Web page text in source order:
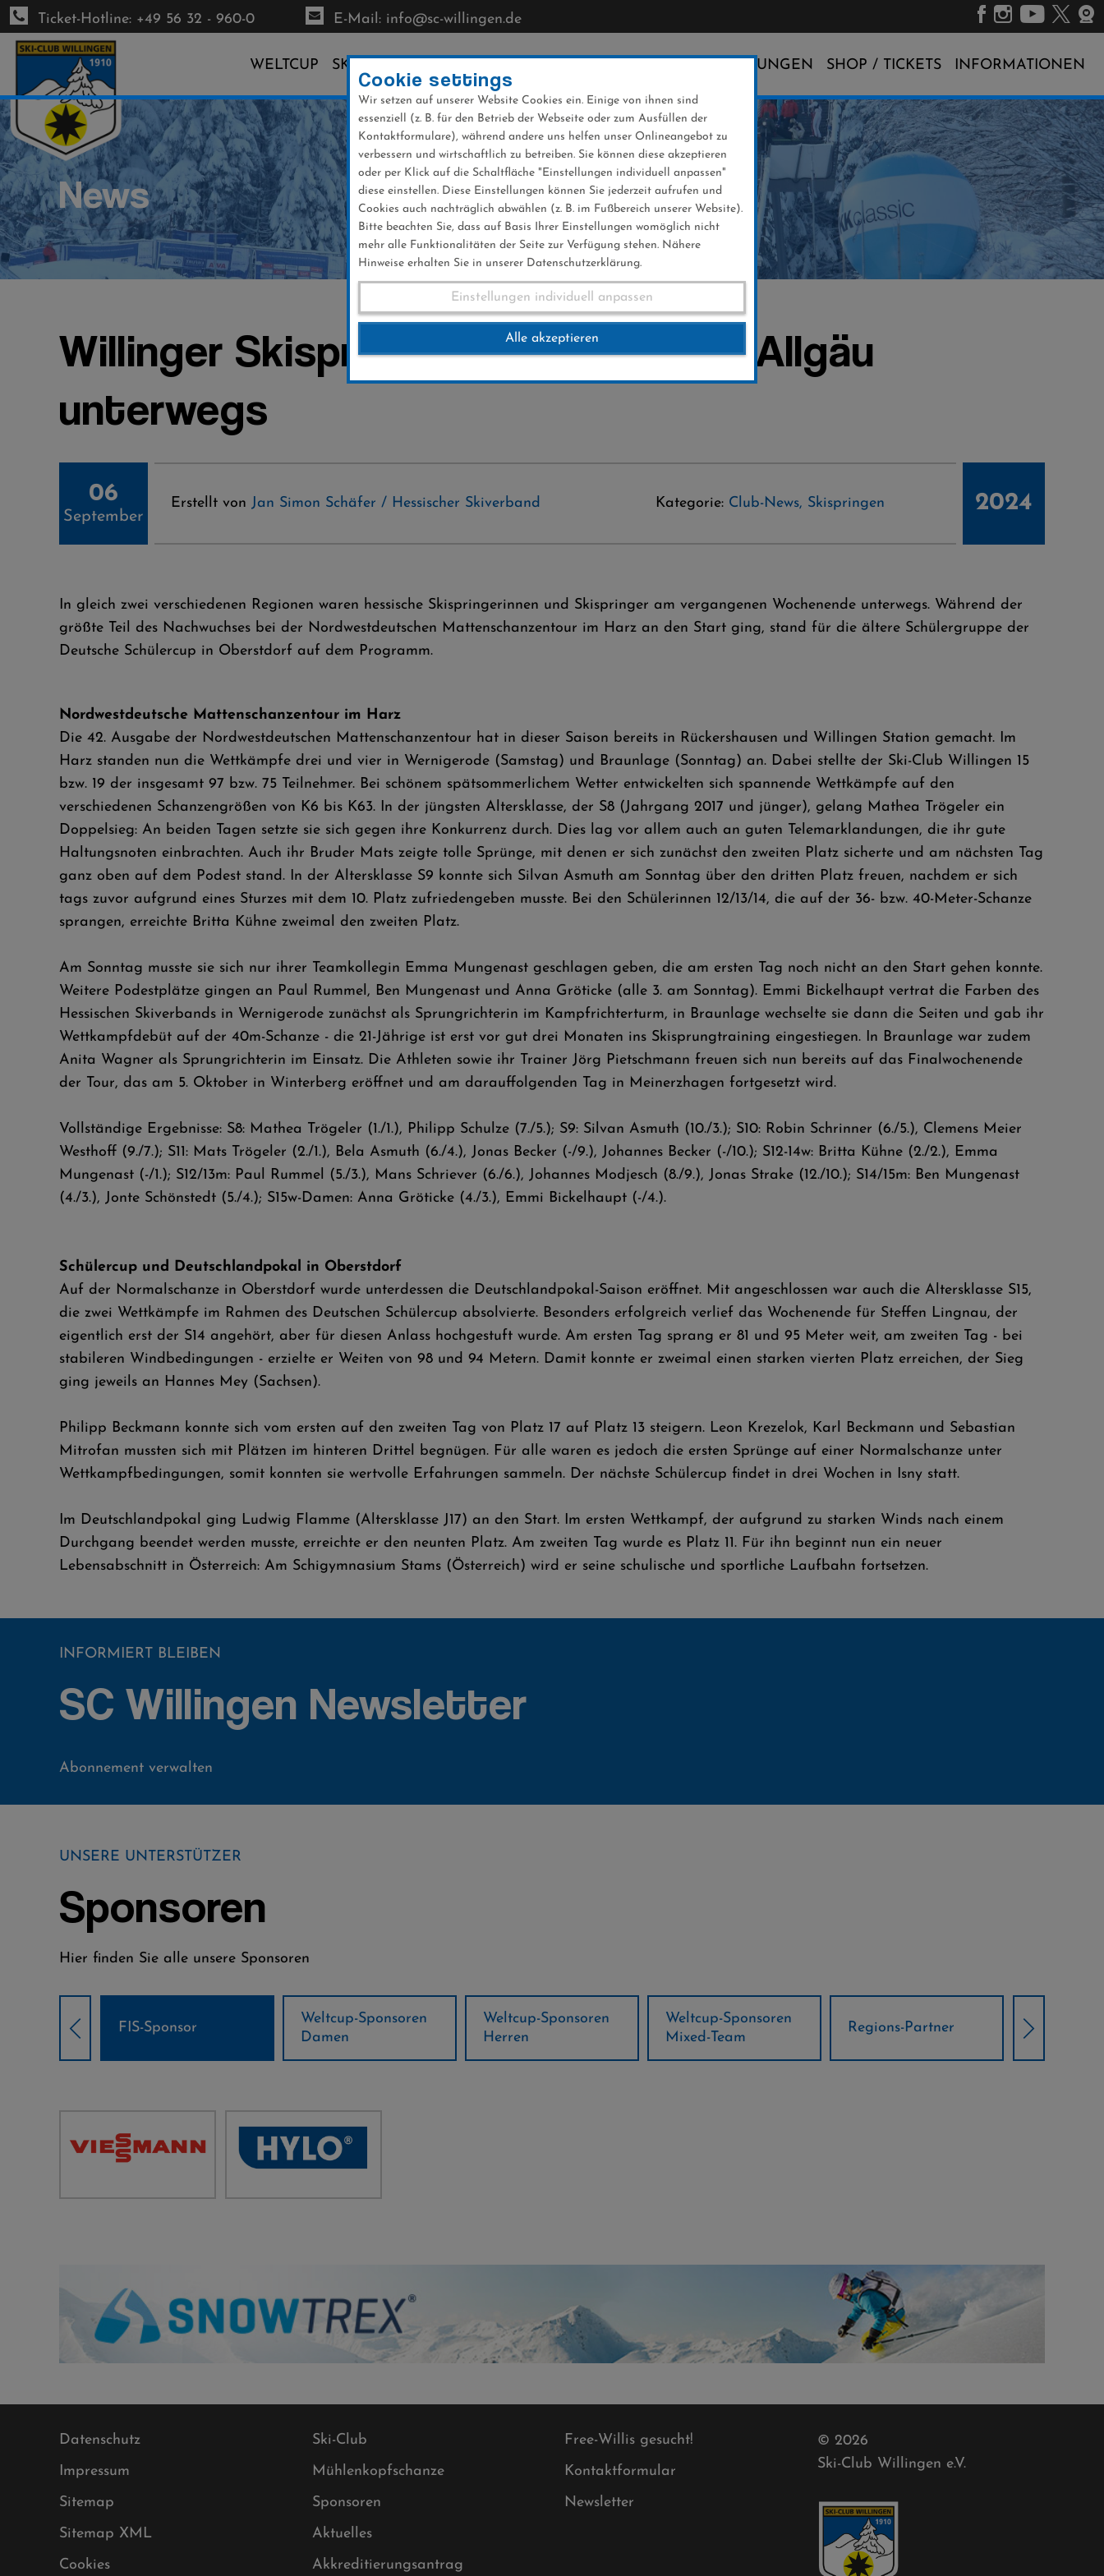
Direkt
zum
Inhalt
Ticket-Hotline: +49 56 32 - 960-0 E-Mail: info@sc-willingen.de
WELTCUP SKI-CLUB VERANSTALTUNGEN SHOP / TICKETS INFORMATIONEN
News
Willinger Skispringer im Harz und im Allgäu
unterwegs
06
September
Erstellt von Jan Simon Schäfer / Hessischer Skiverband Kategorie: Club-News, Skispringen 2024
In gleich zwei verschiedenen Regionen waren hessische Skispringerinnen und Skispringer am vergangenen Wochenende unterwegs. Während der
größte Teil des Nachwuchses bei der Nordwestdeutschen Mattenschanzentour im Harz an den Start ging, stand für die ältere Schülergruppe der
Deutsche Schülercup in Oberstdorf auf dem Programm.
Nordwestdeutsche Mattenschanzentour im Harz
Die 42. Ausgabe der Nordwestdeutschen Mattenschanzentour hat in dieser Saison bereits in Rückershausen und Willingen Station gemacht. Im
Harz standen nun die Wettkämpfe drei und vier in Wernigerode (Samstag) und Braunlage (Sonntag) an. Dabei stellte der Ski-Club Willingen 15
bzw. 19 der insgesamt 97 bzw. 75 Teilnehmer. Bei schönem spätsommerlichem Wetter entwickelten sich spannende Wettkämpfe auf den
verschiedenen Schanzengrößen von K6 bis K63. In der jüngsten Altersklasse, der S8 (Jahrgang 2017 und jünger), gelang Mathea Trögeler ein
Doppelsieg: An beiden Tagen setzte sie sich gegen ihre Konkurrenz durch. Dies lag vor allem auch an guten Telemarklandungen, die ihr gute
Haltungsnoten einbrachten. Auch ihr Bruder Mats zeigte tolle Sprünge, mit denen er sich zunächst den zweiten Platz sicherte und am nächsten Tag
ganz oben auf dem Podest stand. In der Altersklasse S9 konnte sich Silvan Asmuth am Sonntag über den dritten Platz freuen, nachdem er sich
tags zuvor aufgrund eines Sturzes mit dem 10. Platz zufriedengeben musste. Bei den Schülerinnen 12/13/14, die auf der 36- bzw. 40-Meter-Schanze
sprangen, erreichte Britta Kühne zweimal den zweiten Platz.
Am Sonntag musste sie sich nur ihrer Teamkollegin Emma Mungenast geschlagen geben, die am ersten Tag noch nicht an den Start gehen konnte.
Weitere Podestplätze gingen an Paul Rummel, Ben Mungenast und Anna Gröticke (alle 3. am Sonntag). Emmi Bickelhaupt vertrat die Farben des
Hessischen Skiverbands in Wernigerode zunächst als Sprungrichterin im Kampfrichterturm, in Braunlage wechselte sie dann die Seiten und gab ihr
Wettkampfdebüt auf der 40m-Schanze - die 21-Jährige ist erst vor gut drei Monaten ins Skisprungtraining eingestiegen. In Braunlage war zudem
Anita Wagner als Sprungrichterin im Einsatz. Die Athleten sowie ihr Trainer Jörg Pietschmann freuen sich nun bereits auf das Finalwochenende
der Tour, das am 5. Oktober in Winterberg eröffnet und am darauffolgenden Tag in Meinerzhagen fortgesetzt wird.
Vollständige Ergebnisse: S8: Mathea Trögeler (1./1.), Philipp Schulze (7./5.); S9: Silvan Asmuth (10./3.); S10: Robin Schrinner (6./5.), Clemens Meier
Westhoff (9./7.); S11: Mats Trögeler (2./1.), Bela Asmuth (6./4.), Jonas Becker (-/9.), Johannes Becker (-/10.); S12-14w: Britta Kühne (2./2.), Emma
Mungenast (-/1.); S12/13m: Paul Rummel (5./3.), Mans Schriever (6./6.), Johannes Modjesch (8./9.), Jonas Strake (12./10.); S14/15m: Ben Mungenast
(4./3.), Jonte Schönstedt (5./4.); S15w-Damen: Anna Gröticke (4./3.), Emmi Bickelhaupt (-/4.).
Schülercup und Deutschlandpokal in Oberstdorf
Auf der Normalschanze in Oberstdorf wurde unterdessen die Deutschlandpokal-Saison eröffnet. Mit angeschlossen war auch die Altersklasse S15,
die zwei Wettkämpfe im Rahmen des Deutschen Schülercup absolvierte. Besonders erfolgreich verlief das Wochenende für Steffen Lingnau, der
eigentlich erst der S14 angehört, aber für diesen Anlass hochgestuft wurde. Am ersten Tag sprang er 81 und 95 Meter weit, am zweiten Tag - bei
stabileren Windbedingungen - erzielte er Weiten von 98 und 94 Metern. Damit konnte er zweimal einen starken vierten Platz erreichen, der Sieg
ging jeweils an Hannes Mey (Sachsen).
Philipp Beckmann konnte sich vom ersten auf den zweiten Tag von Platz 17 auf Platz 13 steigern. Leon Krezelok, Karl Beckmann und Sebastian
Mitrofan mussten sich mit Plätzen im hinteren Drittel begnügen. Für alle waren es jedoch die ersten Sprünge auf einer Normalschanze unter
Wettkampfbedingungen, somit konnten sie wertvolle Erfahrungen sammeln. Der nächste Schülercup findet in drei Wochen in Isny statt.
Im Deutschlandpokal ging Ludwig Flamme (Altersklasse J17) an den Start. Im ersten Wettkampf, der aufgrund zu starken Winds nach einem
Durchgang beendet werden musste, erreichte er den neunten Platz. Am zweiten Tag wurde es Platz 11. Für ihn beginnt nun ein neuer
Lebensabschnitt in Österreich: Am Schigymnasium Stams (Österreich) wird er seine schulische und sportliche Laufbahn fortsetzen.
Cookie settings
Wir setzen auf unserer Website Cookies ein. Einige von ihnen sind
essenziell (z. B. für den Betrieb der Webseite oder zum Ausfüllen der
Kontaktformulare), während andere uns helfen unser Onlineangebot zu
verbessern und wirtschaftlich zu betreiben. Sie können diese akzeptieren
oder per Klick auf die Schaltfläche "Einstellungen individuell anpassen"
diese einstellen. Diese Einstellungen können Sie jederzeit aufrufen und
Cookies auch nachträglich abwählen (z. B. im Fußbereich unserer Website).
Bitte beachten Sie, dass auf Basis Ihrer Einstellungen womöglich nicht
mehr alle Funktionalitäten der Seite zur Verfügung stehen. Nähere
Hinweise erhalten Sie in unserer Datenschutzerklärung.
Einstellungen individuell anpassen
Alle akzeptieren
INFORMIERT BLEIBEN
SC Willingen Newsletter
Abonnement verwalten
UNSERE UNTERSTÜTZER
Sponsoren
Hier finden Sie alle unsere Sponsoren
Weltcup-Sponsoren
Damen
Weltcup-Sponsoren
Herren
Weltcup-Sponsoren
Mixed-Team
Regions-Partner
Örtliche Weltcup-
Partner
Klima
Datenschutz
Impressum
Sitemap
Sitemap XML
Cookies
Ski-Club
Mühlenkopfschanze
Sponsoren
Aktuelles
Akkreditierungsantrag
Free-Willis gesucht!
Kontaktformular
Newsletter
© 2026
Ski-Club Willingen e.V.